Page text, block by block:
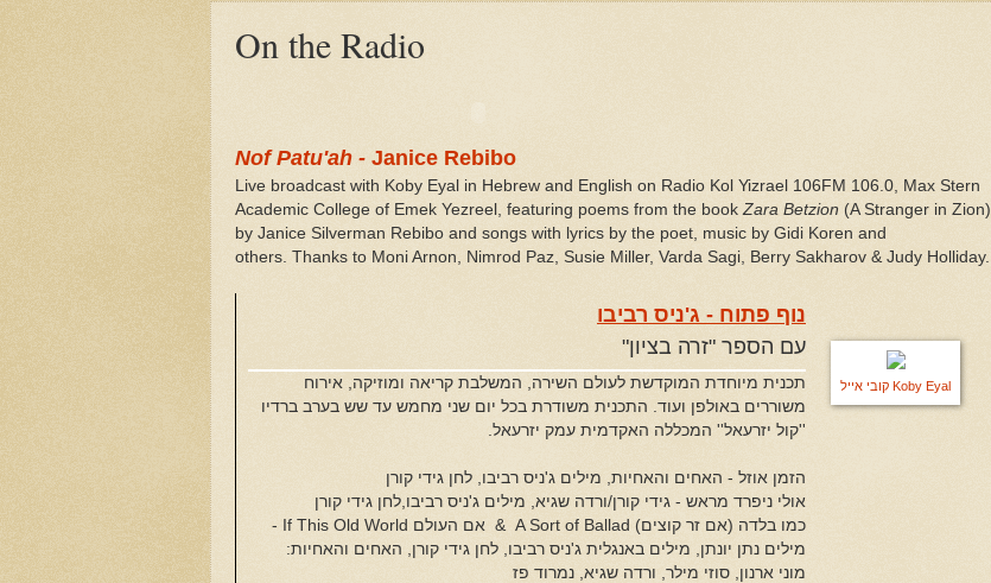
On the Radio
Nof Patu'ah - Janice Rebibo
Live broadcast with Koby Eyal in Hebrew and English on Radio Kol Yizrael 106FM 106.0, Max Stern
Academic College of Emek Yezreel, featuring poems from the book Zara Betzion (A Stranger in Zion)
by Janice Silverman Rebibo and songs with lyrics by the poet, music by Gidi Koren and
others. Thanks to Moni Arnon, Nimrod Paz, Susie Miller, Varda Sagi, Berry Sakharov & Judy Holliday.
Koby Eyal קובי אייל
נוף פתוח - ג'ניס רביבו
עם הספר "זרה בציון"
תכנית מיוחדת המוקדשת לעולם השירה, המשלבת קריאה ומוזיקה, אירוח
משוררים באולפן ועוד. התכנית משודרת בכל יום שני מחמש עד שש בערב ברדיו
''קול יזרעאל'' המכללה האקדמית עמק יזרעאל.
הזמן אוזל - האחים והאחיות, מילים ג'ניס רביבו, לחן גידי קורן
אולי ניפרד מראש - גידי קורן/ורדה שגיא, מילים ג'ניס רביבו,לחן גידי קורן
כמו בלדה (אם זר קוצים) A Sort of Ballad & אם העולם If This Old World -
מילים נתן יונתן, מילים באנגלית ג'ניס רביבו, לחן גידי קורן, האחים והאחיות:
מוני ארנון, סוזי מילר, ורדה שגיא, נמרוד פז